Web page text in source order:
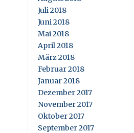
Juli 2018
Juni 2018
Mai 2018
April 2018
März 2018
Februar 2018
Januar 2018
Dezember 2017
November 2017
Oktober 2017
September 2017